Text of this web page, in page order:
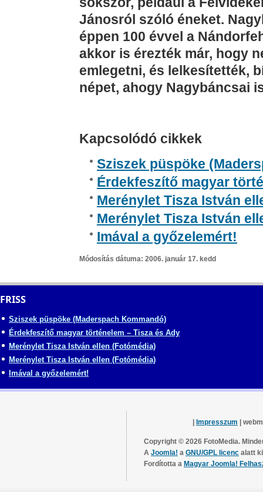
Jánosról szóló éneket.
éppen 100 évvel a
akkor is érezték már, hogy
emlegetni, és lelkesítették,
népet, ahogy Nagybáncsai
Kapcsolódó cikkek
Sziszek püspöke
Érdekfeszítő magyar
Merénylet Tisza István
Merénylet Tisza István
Imával a győzelemért!
Módosítás dátuma: 2006. január 17. kedd
FRISS
Sziszek püspöke (Maderspach Kommandó)
Érdekfeszítő magyar történelem – Tisza és Ady
Merénylet Tisza István ellen (Fotómédia)
Merénylet Tisza István ellen (Fotómédia)
Imával a győzelemért!
Impresszum |
Copyright © 2026 FotoMedia.
A Joomla! a GNU/GPL licenc alatt
Fordította a Magyar Joomla!